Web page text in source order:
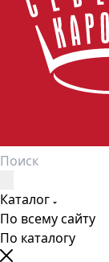
Каталог
По всему сайту
По каталогу